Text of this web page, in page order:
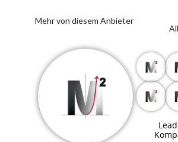
Mehr von diesem Anbieter